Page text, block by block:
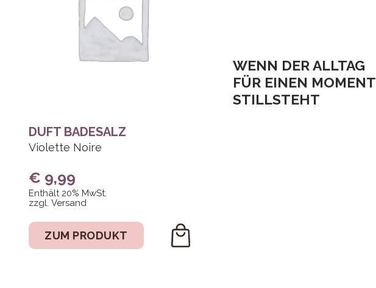
DUFT BADESALZ
Violette Noire
€ 9,99
Enthält 20% MwSt.
zzgl. Versand
ZUM PRODUKT
WENN DER ALLTAG
FÜR EINEN MOMENT
STILLSTEHT